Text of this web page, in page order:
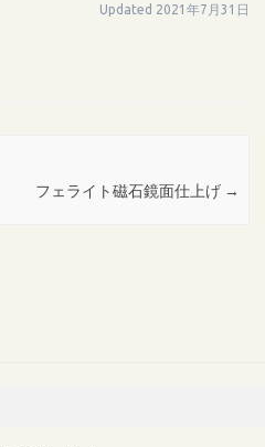
Updated 2021年7月31日
フェライト磁石鏡面仕上げ →